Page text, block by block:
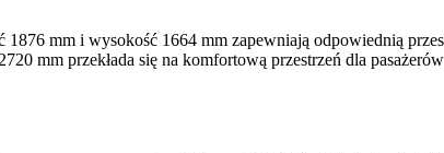
mm i wysokość 1664 mm zapewniają odpowiednią
mm przekłada się na komfortową przestrzeń dla